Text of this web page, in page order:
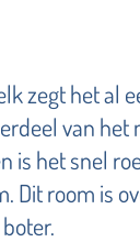
zegt het al
van het
is het snel
Dit room is